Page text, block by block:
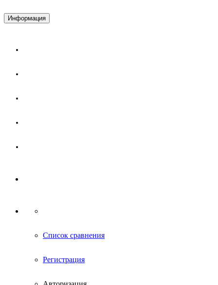
Информация
Список сравнения
Регистрация